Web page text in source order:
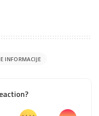
INFORMACIJE